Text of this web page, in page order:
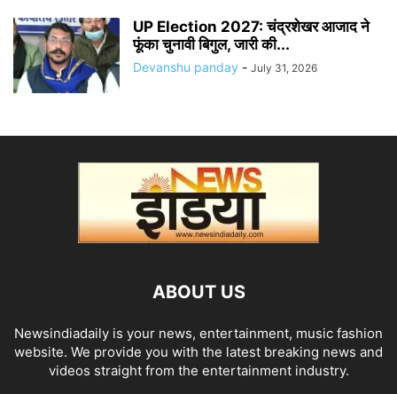
UP Election 2027: चंद्रशेखर आजाद ने
फूंका चुनावी बिगुल, जारी की...
Devanshu panday - July 31, 2026
ABOUT US
Newsindiadaily is your news, entertainment, music fashion
website. We provide you with the latest breaking news and
videos straight from the entertainment industry.